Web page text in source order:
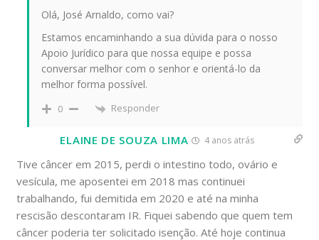
Olá, José Arnaldo, como vai?
Estamos encaminhando a sua dúvida para o nosso
Apoio Jurídico para que nossa equipe e possa
conversar melhor com o senhor e orientá-lo da
melhor forma possível.
0 Responder
ELAINE DE SOUZA LIMA 4 anos atrás
Tive câncer em 2015, perdi o intestino todo, ovário e
vesícula, me aposentei em 2018 mas continuei
trabalhando, fui demitida em 2020 e até na minha
rescisão descontaram IR. Fiquei sabendo que quem tem
câncer poderia ter solicitado isenção. Até hoje continua